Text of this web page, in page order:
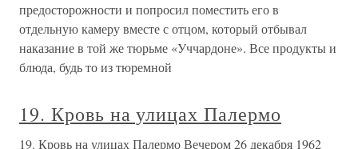
предосторожности и попросил поместить его в
отдельную камеру вместе с отцом, который отбывал
наказание в той же тюрьме «Уччардоне». Все продукты и
блюда, будь то из тюремной
19. Кровь на улицах Палермо
19. Кровь на улицах Палермо Вечером 26 декабря 1962